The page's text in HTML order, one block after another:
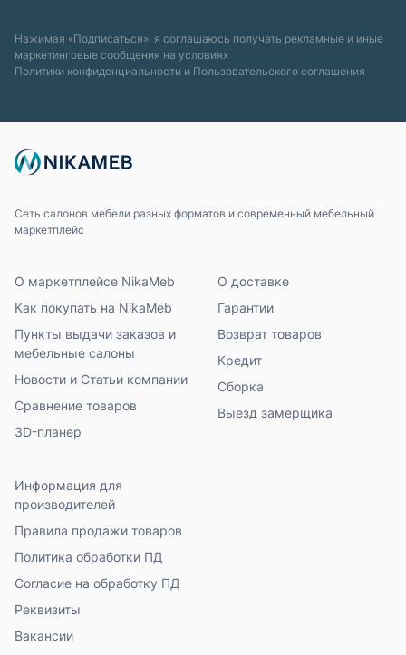
Нажимая «Подписаться», я соглашаюсь получать рекламные и иные
маркетинговые сообщения на условиях
Политики конфиденциальности и Пользовательского соглашения
Сеть салонов мебели разных форматов и современный мебельный
маркетплейс
О маркетплейсе NikaMeb
Как покупать на NikaMeb
Пункты выдачи заказов и
мебельные салоны
Новости и Статьи компании
Сравнение товаров
3D-планер
О доставке
Гарантии
Возврат товаров
Кредит
Сборка
Выезд замерщика
Информация для
производителей
Правила продажи товаров
Политика обработки ПД
Согласие на обработку ПД
Реквизиты
Вакансии